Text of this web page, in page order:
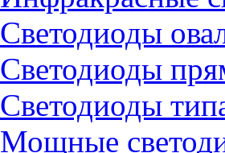
Светодиоды
Светодиоды
Светодиоды
Мощные